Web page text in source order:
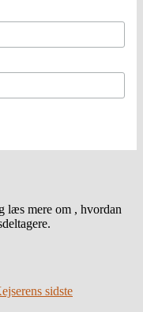
læs mere om , hvordan
sidste